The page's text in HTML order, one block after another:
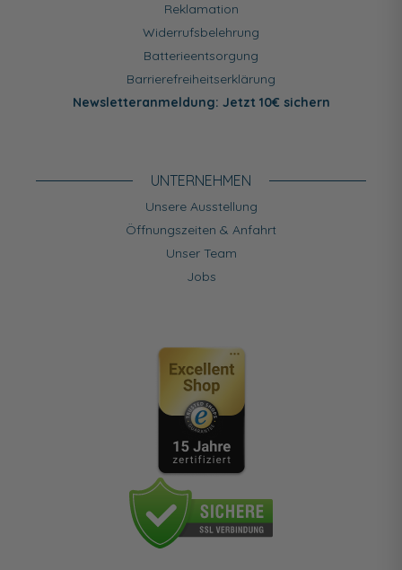
Reklamation
Widerrufsbelehrung
Batterieentsorgung
Barrierefreiheitserklärung
Newsletteranmeldung: Jetzt 10€ sichern
UNTERNEHMEN
Unsere Ausstellung
Öffnungszeiten & Anfahrt
Unser Team
Jobs